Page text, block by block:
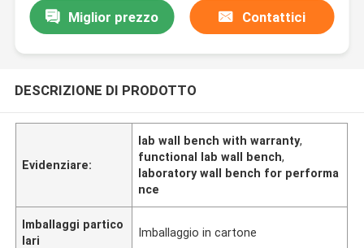
Miglior prezzo Contattici
DESCRIZIONE DI PRODOTTO
Evidenziare:
lab wall bench with warranty,
functional lab wall bench,
laboratory wall bench for performa
nce
Imballaggi partico
lari
Imballaggio in cartone